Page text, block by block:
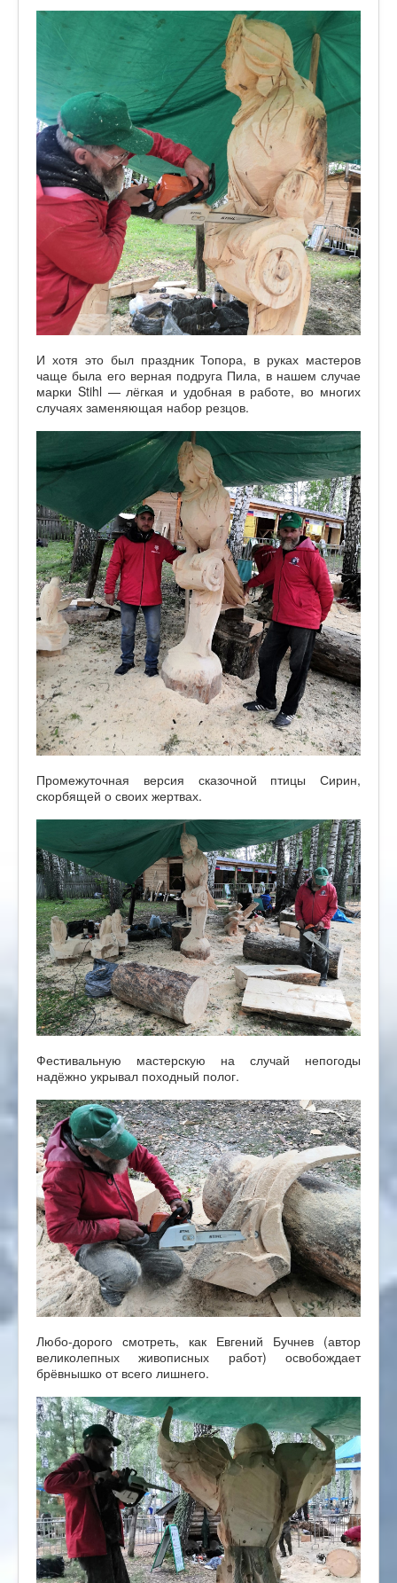
И хотя это был праздник Топора, в руках мастеров
чаще была его верная подруга Пила, в нашем случае
марки Stihl — лёгкая и удобная в работе, во многих
случаях заменяющая набор резцов.
Промежуточная версия сказочной птицы Сирин,
скорбящей о своих жертвах.
Фестивальную мастерскую на случай непогоды
надёжно укрывал походный полог.
Любо-дорого смотреть, как Евгений Бучнев (автор
великолепных живописных работ) освобождает
брёвнышко от всего лишнего.